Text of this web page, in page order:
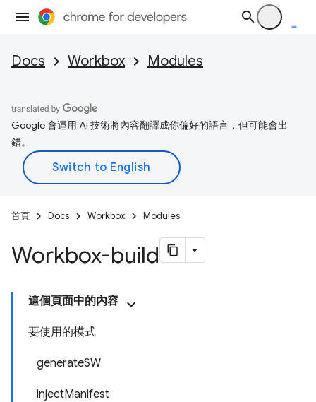
Docs Workbox Modules
Google 會運用 AI 技術將內容翻譯成你偏好的語言，但可能會出
錯。
首頁 Docs Workbox Modules
Workbox-build
這個頁面中的內容
要使用的模式
generateSW
injectManifest